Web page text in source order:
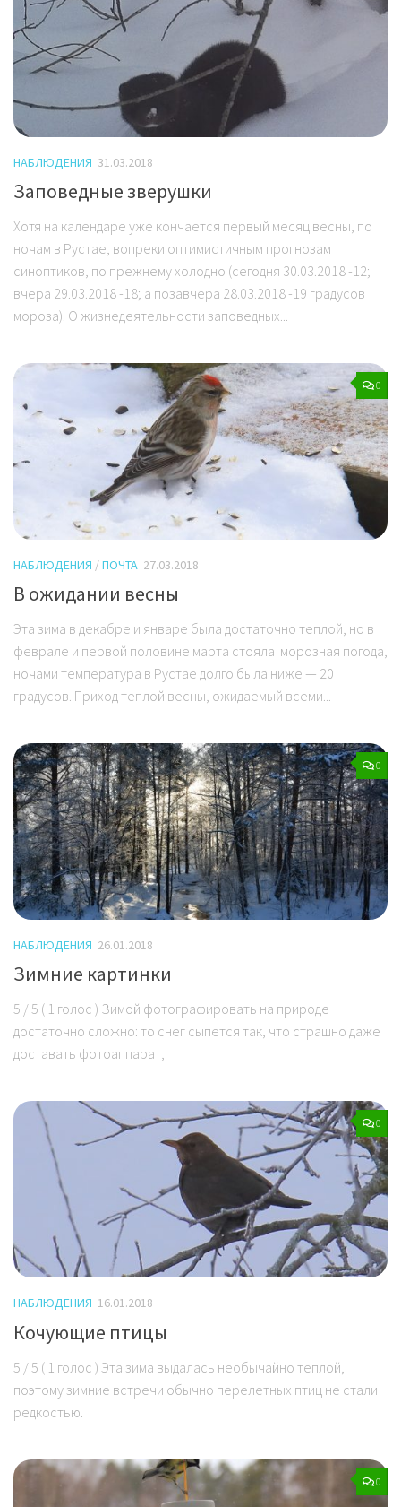
НАБЛЮДЕНИЯ 31.03.2018
Заповедные зверушки
Хотя на календаре уже кончается первый месяц весны, по
ночам в Рустае, вопреки оптимистичным прогнозам
синоптиков, по прежнему холодно (сегодня 30.03.2018 -12;
вчера 29.03.2018 -18; а позавчера 28.03.2018 -19 градусов
мороза). О жизнедеятельности заповедных...
0
НАБЛЮДЕНИЯ /ПОЧТА 27.03.2018
В ожидании весны
Эта зима в декабре и январе была достаточно теплой, но в
феврале и первой половине марта стояла морозная погода,
ночами температура в Рустае долго была ниже — 20
градусов. Приход теплой весны, ожидаемый всеми...
0
НАБЛЮДЕНИЯ 26.01.2018
Зимние картинки
5 / 5 ( 1 голос ) Зимой фотографировать на природе
достаточно сложно: то снег сыпется так, что страшно даже
доставать фотоаппарат,
0
НАБЛЮДЕНИЯ 16.01.2018
Кочующие птицы
5 / 5 ( 1 голос ) Эта зима выдалась необычайно теплой,
поэтому зимние встречи обычно перелетных птиц не стали
редкостью.
0